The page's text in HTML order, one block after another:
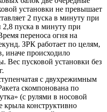
установки не превышает
2 пуска в минуту при
пуска в минуту при
переноса огня на
ЗРК работает по целям,
иначе происходило
Вес пусковой установки без
с двухрежимным
скомпонована по
(с рулями в носовой
крыла конструктивно